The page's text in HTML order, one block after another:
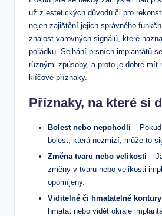
už z estetických důvodů či pro
nejen zajištění jejich správného
znalost varovných signálů, které
pořádku. Selhání prsních implantátů
různými způsoby, a proto je dobré mít
klíčové příznaky.
Příznaky, na které si
Bolest nebo nepohodlí –
bolest, která nezmizí, může to
Změna tvaru nebo velikosti –
změny v tvaru nebo velikosti
opomíjeny.
Viditelné či hmatatelné kontury
hmatat nebo vidět okraje